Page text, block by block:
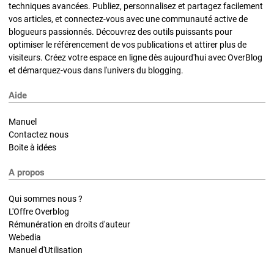
techniques avancées. Publiez, personnalisez et partagez facilement
vos articles, et connectez-vous avec une communauté active de
blogueurs passionnés. Découvrez des outils puissants pour
optimiser le référencement de vos publications et attirer plus de
visiteurs. Créez votre espace en ligne dès aujourd'hui avec OverBlog
et démarquez-vous dans l'univers du blogging.
Aide
Manuel
Contactez nous
Boite à idées
A propos
Qui sommes nous ?
L'Offre Overblog
Rémunération en droits d'auteur
Webedia
Manuel d'Utilisation